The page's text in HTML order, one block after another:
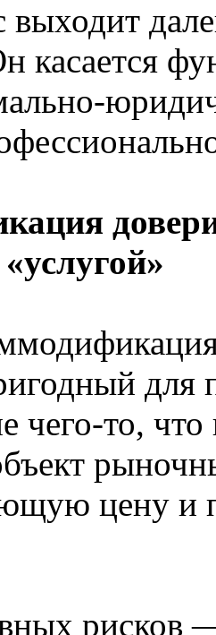
выходит
касается
для
чего-то, что
цену и
рисков